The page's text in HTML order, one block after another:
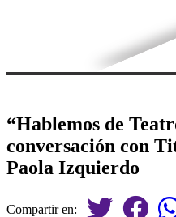
“Hablemos de
conversación con
Paola Izquierdo
Compartir en: